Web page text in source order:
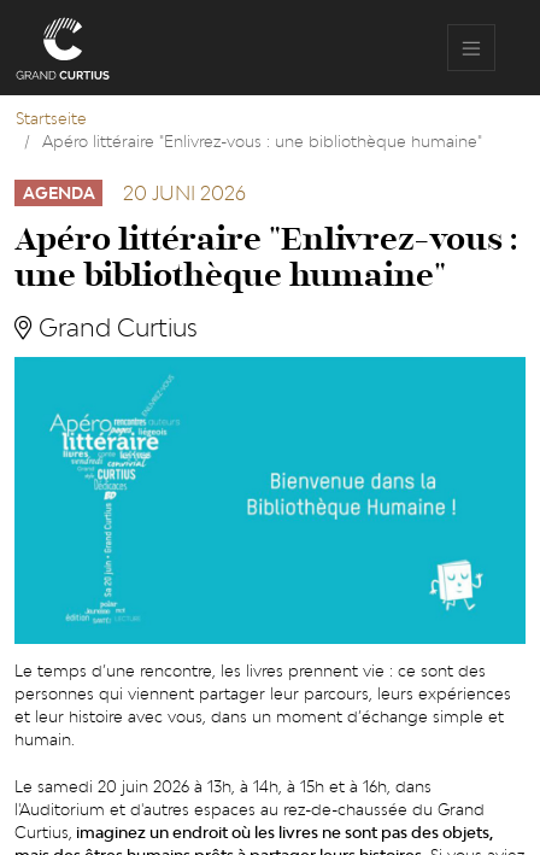
Startseite
Apéro littéraire "Enlivrez-vous : une bibliothèque humaine"
AGENDA 20 JUNI 2026
Apéro littéraire "Enlivrez-vous :
une bibliothèque humaine"
Grand Curtius
Le temps d’une rencontre, les livres prennent vie : ce sont des
personnes qui viennent partager leur parcours, leurs expériences
et leur histoire avec vous, dans un moment d’échange simple et
humain.
Le samedi 20 juin 2026 à 13h, à 14h, à 15h et à 16h, dans
l'Auditorium et d'autres espaces au rez-de-chaussée du Grand
Curtius, imaginez un endroit où les livres ne sont pas des objets,